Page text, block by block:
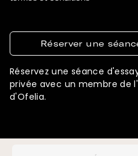
Réserver une
Réservez une séance
privée avec un membre de
d'Ofelia.